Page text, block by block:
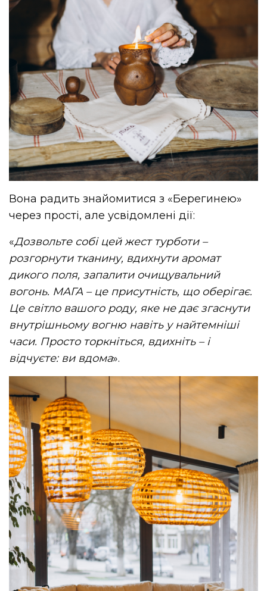
Вона радить знайомитися з «Берегинею»
через прості, але усвідомлені дії:
«Дозвольте собі цей жест турботи –
розгорнути тканину, вдихнути аромат
дикого поля, запалити очищувальний
вогонь. МАГА – це присутність, що оберігає.
Це світло вашого роду, яке не дає згаснути
внутрішньому вогню навіть у найтемніші
часи. Просто торкніться, вдихніть – і
відчуєте: ви вдома».